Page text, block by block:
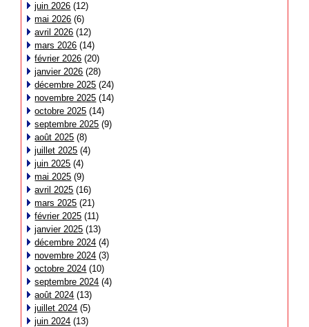
juin 2026 (12)
mai 2026 (6)
avril 2026 (12)
mars 2026 (14)
février 2026 (20)
janvier 2026 (28)
décembre 2025 (24)
novembre 2025 (14)
octobre 2025 (14)
septembre 2025 (9)
août 2025 (8)
juillet 2025 (4)
juin 2025 (4)
mai 2025 (9)
avril 2025 (16)
mars 2025 (21)
février 2025 (11)
janvier 2025 (13)
décembre 2024 (4)
novembre 2024 (3)
octobre 2024 (10)
septembre 2024 (4)
août 2024 (13)
juillet 2024 (5)
juin 2024 (13)